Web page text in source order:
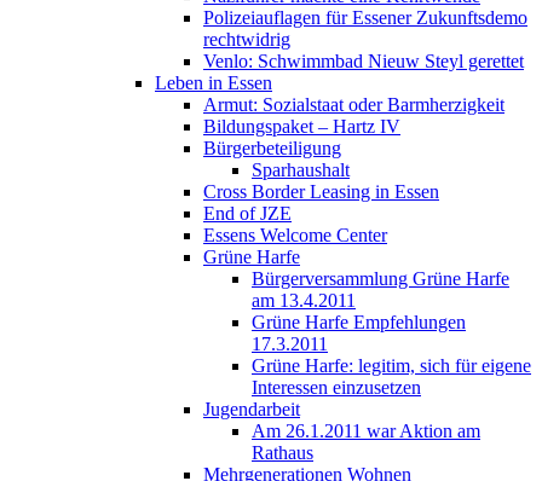
Polizeiauflagen für Essener Zukunftsdemo
rechtwidrig
Venlo: Schwimmbad Nieuw Steyl gerettet
Leben in Essen
Armut: Sozialstaat oder Barmherzigkeit
Bildungspaket – Hartz IV
Bürgerbeteiligung
Sparhaushalt
Cross Border Leasing in Essen
End of JZE
Essens Welcome Center
Grüne Harfe
Bürgerversammlung Grüne Harfe
am 13.4.2011
Grüne Harfe Empfehlungen
17.3.2011
Grüne Harfe: legitim, sich für eigene
Interessen einzusetzen
Jugendarbeit
Am 26.1.2011 war Aktion am
Rathaus
Mehrgenerationen Wohnen